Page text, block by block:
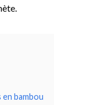
en bambou